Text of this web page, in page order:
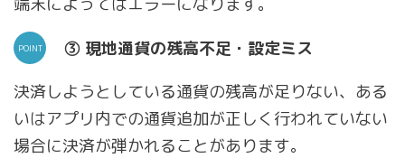
③ 現地通貨の残高不足・設定ミス
決済しようとしている通貨の残高が足りない、ある
いはアプリ内での通貨追加が正しく行われていない
場合に決済が弾かれることがあります。